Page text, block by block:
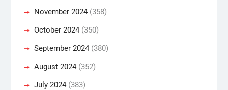
November 2024(358)
October 2024(350)
September 2024(380)
August 2024(352)
July 2024(383)